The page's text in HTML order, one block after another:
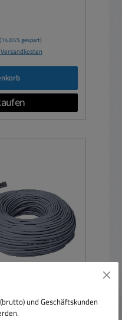
(14.84% gespart)
YSLY-JZ
und Geschäftskunden